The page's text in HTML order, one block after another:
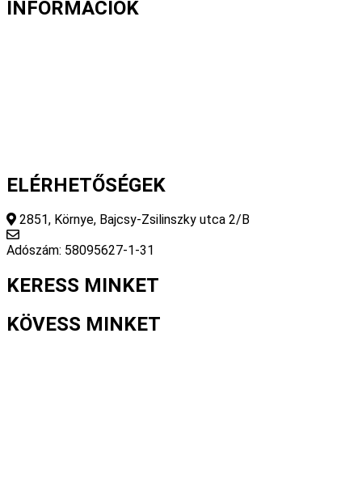
INFORMÁCIÓK
ELÉRHETŐSÉGEK
2851, Környe, Bajcsy-Zsilinszky utca 2/B
Adószám: 58095627-1-31
KERESS MINKET
KÖVESS MINKET